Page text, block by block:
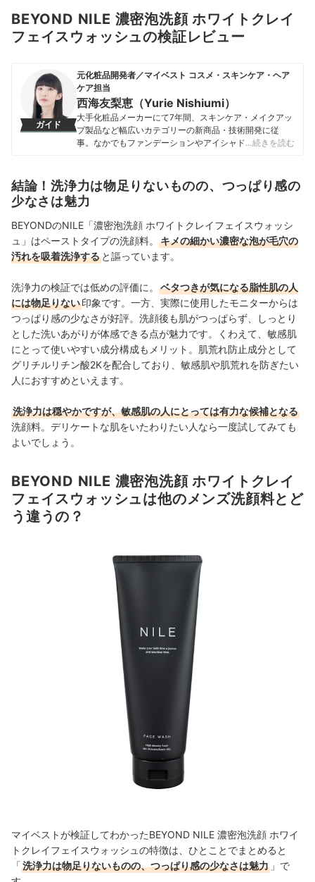
BEYOND NILE 濃密泡洗顔 ホワイトクレイ
フェイスウォッシュの検証レビュー
ガイド
元化粧品開発者／マイベスト コスメ・スキンケア・ヘア
ケア担当
西海友梨恵（Yurie Nishiumi）
大手化粧品メーカーにて7年間、スキンケア・メイクアッ
プ製品など幅広いカテゴリーの新商品・技術開発に従
事。なかでもファンデーションやアイシャドウ、口紅な
1500点以上のコスメを比較検証。開発現場で培った知識
をもとに、成分や処方の背景をふまえながら、専門的な
内容もユーザーにわかりやすく伝えることを大切にしな
がらコンテンツを制作している。
西海友梨恵（Yurie Nishiumi）のプロフィール
…続きを読む
結論！洗浄力は物足りないものの、つっぱり感の
少なさは魅力
BEYONDのNILE「濃密泡洗顔 ホワイトクレイフェイスウォッシ
ュ」はペーストタイプの洗顔料。
キメの細かい濃密な泡が毛穴の
汚れを吸着洗浄する と謳っています。
洗浄力の検証では低めの評価に。
ベタつきが気になる脂性肌の人
には物足りない印象です。一方、実際に使用したモニターからは
つっぱり感の少なさが好評。洗顔後も肌がつっぱらず、しっとり
とした洗いあがりが体感できる点が魅力です。くわえて、敏感肌
にとって使いやすい成分構成もメリット。肌荒れ防止成分として
グリチルリチン酸2Kを配合しており、敏感肌や肌荒れを防ぎたい
人におすすめといえます。
洗浄力は穏やかですが、敏感肌の人にとっては有力な候補となる
洗顔料。デリケートな肌をいたわりたい人なら一度試してみても
よいでしょう。
BEYOND NILE 濃密泡洗顔 ホワイトクレイ
フェイスウォッシュは他のメンズ洗顔料とど
う違うの？
マイベストが検証してわかったBEYOND NILE 濃密泡洗顔 ホワイ
トクレイフェイスウォッシュの特徴は、ひとことでまとめると
「洗浄力は物足りないものの、つっぱり感の少なさは魅力 」で